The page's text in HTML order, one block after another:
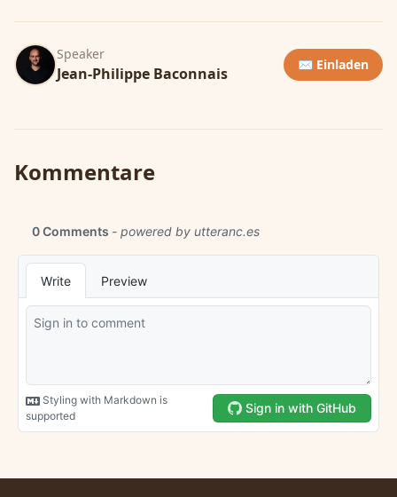
Speaker
Jean-Philippe Baconnais ✉️ Einladen
Kommentare